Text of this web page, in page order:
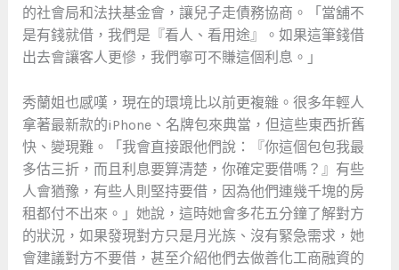
的社會局和法扶基金會，讓兒子走債務協商。「當舖不
是有錢就借，我們是『看人、看用途』。如果這筆錢借
出去會讓客人更慘，我們寧可不賺這個利息。」
秀蘭姐也感嘆，現在的環境比以前更複雜。很多年輕人
拿著最新款的iPhone、名牌包來典當，但這些東西折舊
快、變現難。「我會直接跟他們說：『你這個包包我最
多估三折，而且利息要算清楚，你確定要借嗎？』有些
人會猶豫，有些人則堅持要借，因為他們連幾千塊的房
租都付不出來。」她說，這時她會多花五分鐘了解對方
的狀況，如果發現對方只是月光族、沒有緊急需求，她
會建議對方不要借，甚至介紹他們去做善化工商融資的